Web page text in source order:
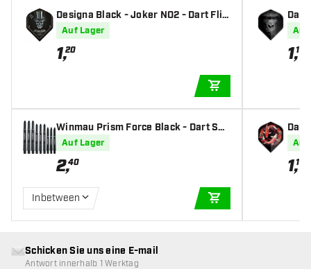
Designa Black - Joker NO2 - Dart Flig
hts
Auf Lager
1,20
Winmau Prism Force Black - Dart Sha
fts
Auf Lager
2,40
Inbetween
Auf
1,10
ghts
Auf
1,10
Schicken Sie uns eine E-mail
Antwort innerhalb 1 Werktag